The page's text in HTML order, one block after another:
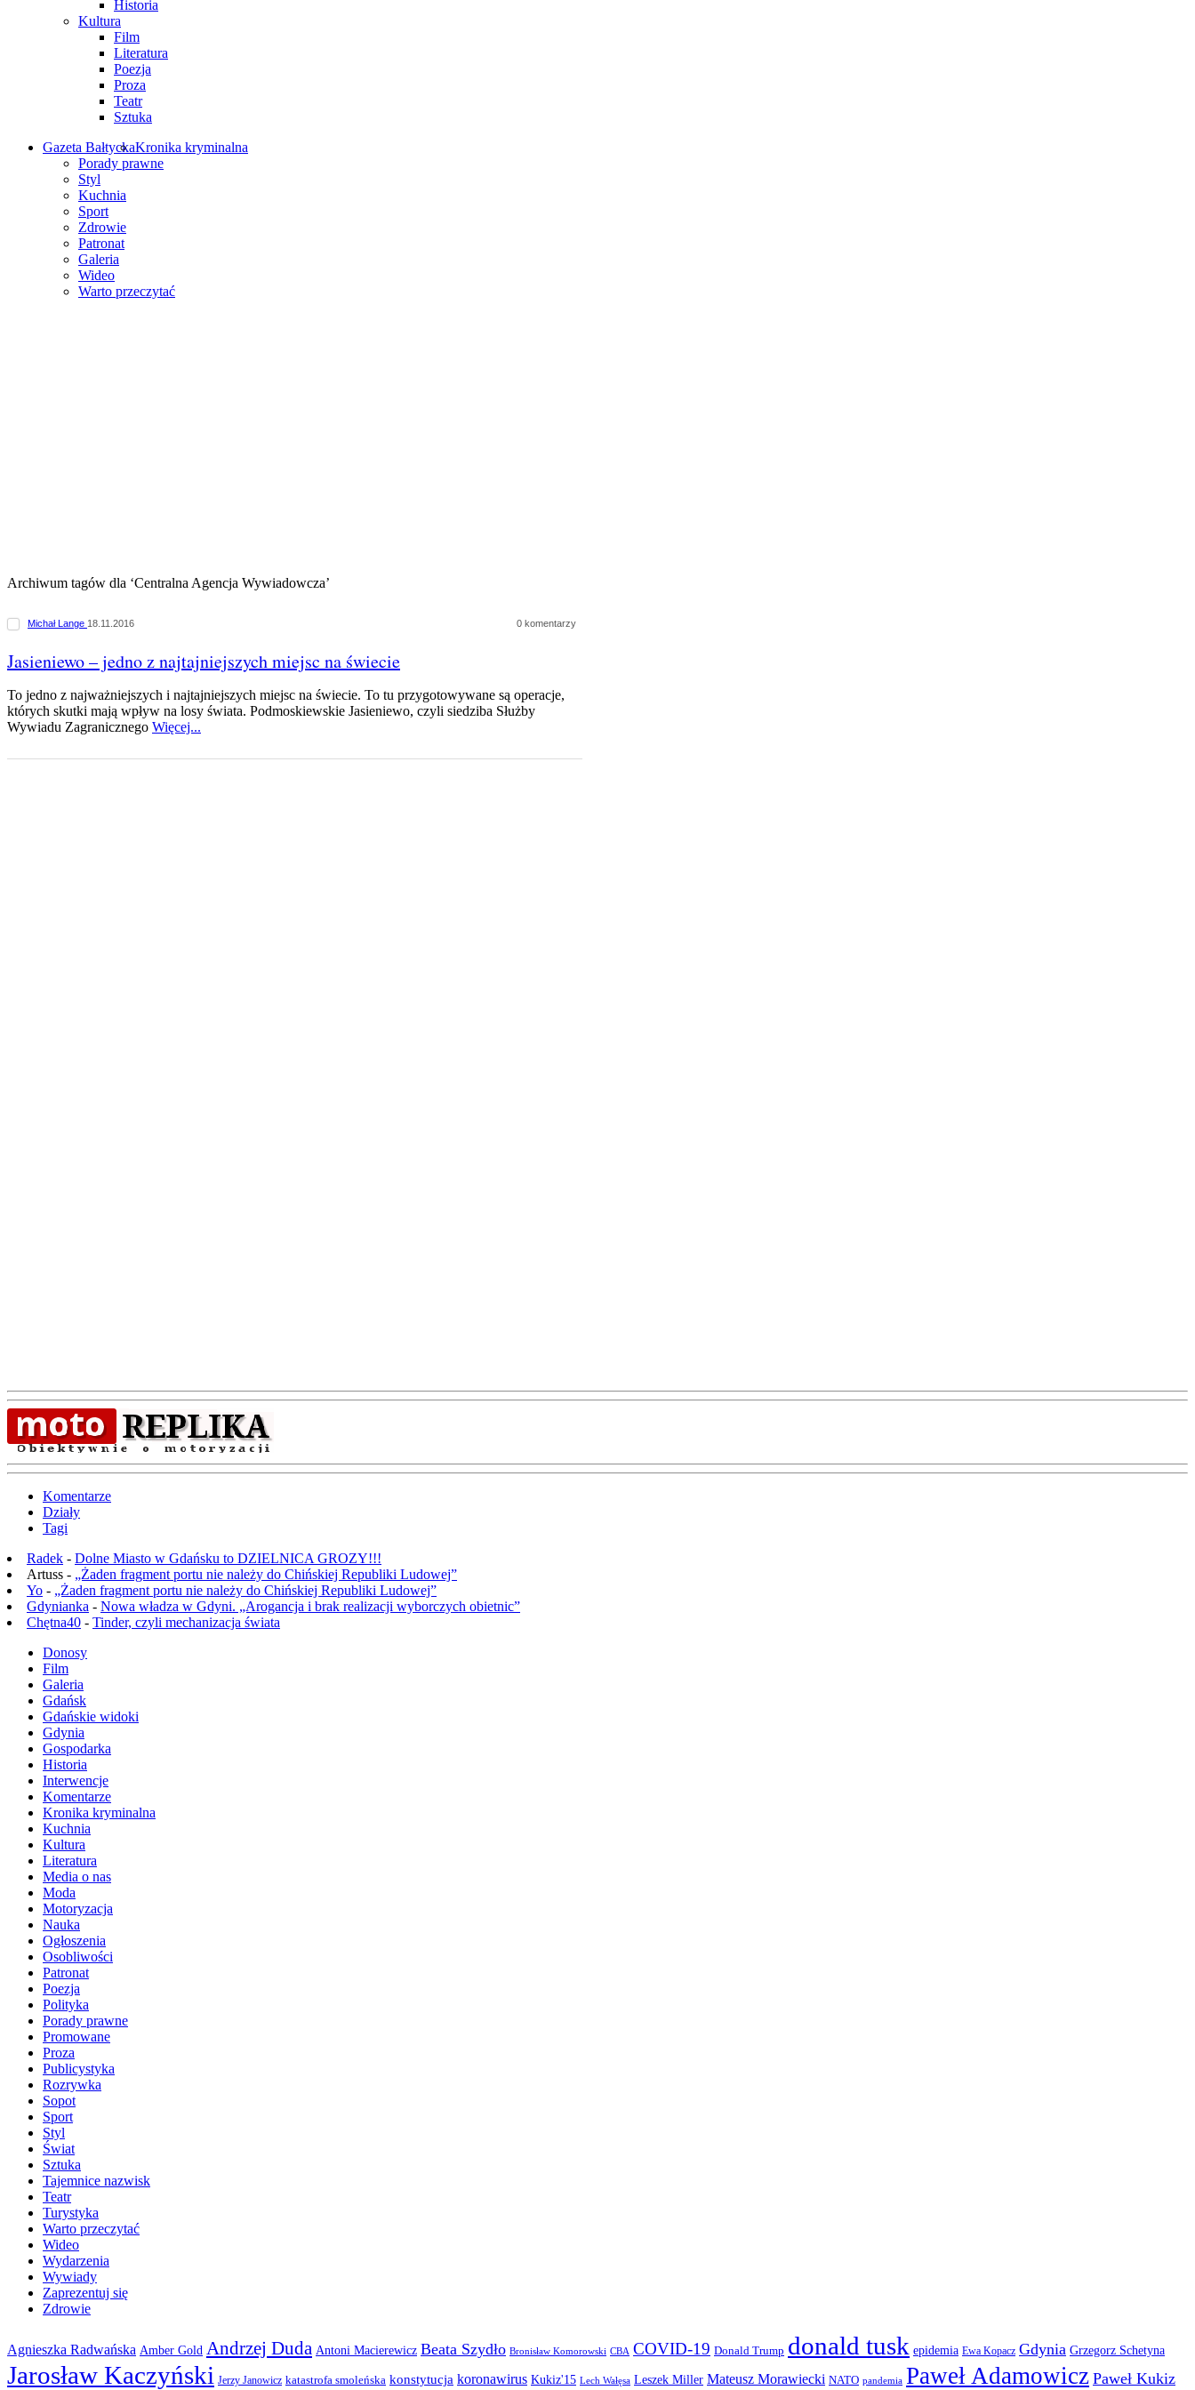
Historia
Kultura
Film
Literatura
Poezja
Proza
Teatr
Sztuka
Gazeta BałtyckaKronika kryminalna
Porady prawne
Styl
Kuchnia
Sport
Zdrowie
Patronat
Galeria
Wideo
Warto przeczytać
Archiwum tagów dla ‘Centralna Agencja Wywiadowcza’
Michał Lange 18.11.2016 0 komentarzy
Jasieniewo – jedno z najtajniejszych miejsc na świecie
To jedno z najważniejszych i najtajniejszych miejsc na świecie. To tu przygotowywane są operacje,
których skutki mają wpływ na losy świata. Podmoskiewskie Jasieniewo, czyli siedziba Służby
Wywiadu Zagranicznego Więcej...
Komentarze
Działy
Tagi
Radek - Dolne Miasto w Gdańsku to DZIELNICA GROZY!!!
Artuss - „Żaden fragment portu nie należy do Chińskiej Republiki Ludowej”
Yo - „Żaden fragment portu nie należy do Chińskiej Republiki Ludowej”
Gdynianka - Nowa władza w Gdyni. „Arogancja i brak realizacji wyborczych obietnic”
Chętna40 - Tinder, czyli mechanizacja świata
Donosy
Film
Galeria
Gdańsk
Gdańskie widoki
Gdynia
Gospodarka
Historia
Interwencje
Komentarze
Kronika kryminalna
Kuchnia
Kultura
Literatura
Media o nas
Moda
Motoryzacja
Nauka
Ogłoszenia
Osobliwości
Patronat
Poezja
Polityka
Porady prawne
Promowane
Proza
Publicystyka
Rozrywka
Sopot
Sport
Styl
Świat
Sztuka
Tajemnice nazwisk
Teatr
Turystyka
Warto przeczytać
Wideo
Wydarzenia
Wywiady
Zaprezentuj się
Zdrowie
Agnieszka Radwańska Amber Gold Andrzej Duda Antoni Macierewicz Beata Szydło Bronisław Komorowski CBA COVID-19 Donald Trump donald tusk epidemia Ewa Kopacz Gdynia Grzegorz Schetyna
Jarosław Kaczyński Jerzy Janowicz katastrofa smoleńska konstytucja koronawirus Kukiz'15 Lech Wałęsa Leszek Miller Mateusz Morawiecki NATO pandemia Paweł Adamowicz Paweł Kukiz